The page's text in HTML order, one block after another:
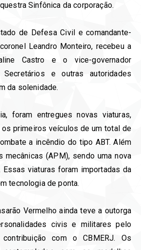
Sinfônica da corporação.⁣⁣
de Defesa Civil e comandante-
Leandro Monteiro, recebeu a
Castro e o vice-governador
Secretários e outras autoridades
da solenidade.
foram entregues novas viaturas,
os primeiros veículos de um total de
a incêndio do tipo ABT. Além
mecânicas (APM), sendo uma nova
Essas viaturas foram importadas da
tecnologia de ponta.
Vermelho⁣ ainda teve a outorga
civis e militares pelo
com o CBMERJ. Os